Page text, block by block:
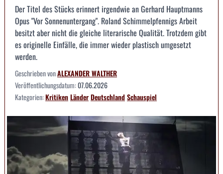
Der Titel des Stücks erinnert irgendwie an Gerhard Hauptmanns
Opus "Vor Sonnenuntergang". Roland Schimmelpfennigs Arbeit
besitzt aber nicht die gleiche literarische Qualität. Trotzdem gibt
es originelle Einfälle, die immer wieder plastisch umgesetzt
werden.
Geschrieben vonALEXANDER WALTHER
Veröffentlichungsdatum:07.06.2026
Kategorien:KritikenLänderDeutschlandSchauspiel